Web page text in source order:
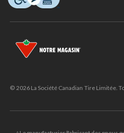
© 2026 La Société Canadian Tire Limitée.